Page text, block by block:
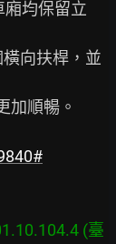
均保留立
向扶桿，並
加順暢。
(臺